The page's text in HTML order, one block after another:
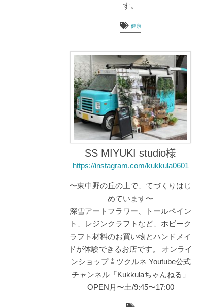
す。
健康
SS MIYUKI studio様
https://instagram.com/kukkula0601
〜東中野の丘の上で、てづくりはじ
めています〜
深雪アートフラワー、トールペイン
ト、レジンクラフトなど、ホビーク
ラフト材料のお買い物とハンドメイ
ドが体験できるお店です。 オンライ
ンショップ⁑ツクルネ Youtube公式
チャンネル「Kukkulaちゃんねる」
OPEN月〜土/9:45〜17:00